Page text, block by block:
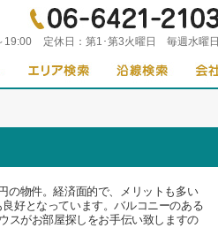
19:00 定休日： 第1･第3火曜日 毎週水曜日
の物件。経済面的で、メリットも多い
好となっています。バルコニーのある
スがお部屋探しをお手伝い致しますの